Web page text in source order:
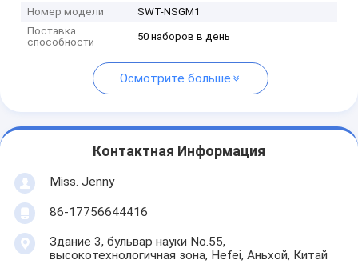
Номер модели
SWT-NSGM1
Поставка
способности
50 наборов в день
Осмотрите больше
Контактная Информация
Miss. Jenny
86-17756644416
Здание 3, бульвар науки No.55,
высокотехнологичная зона, Hefei, Аньхой, Китай